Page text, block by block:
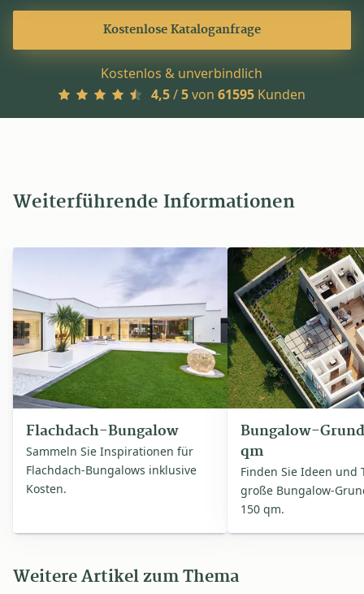
Kostenlose Kataloganfrage
Kostenlos & unverbindlich
4,5/5von 61595Kunden
Weiterführende Informationen
Flachdach-Bungalow
Sammeln Sie Inspirationen für
Flachdach-Bungalows inklusive
Kosten.
Bungalow-
qm
Finden Sie Ideen und
große Bungalow-
150 qm.
Weitere Artikel zum Thema